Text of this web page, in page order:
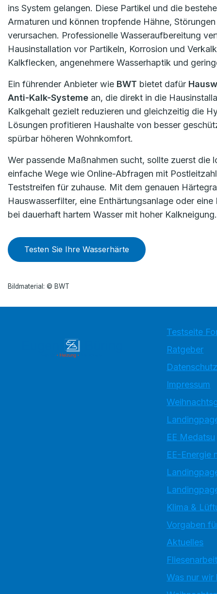
ins System gelangen. Diese Partikel und die
Armaturen und können tropfende Hähne,
verursachen. Professionelle Wasseraufbereitung
Hausinstallation vor Partikeln, Korrosion und
Kalkflecken, angenehmere Wasserhaptik und
Ein führender Anbieter wie BWT bietet dafür
Anti-Kalk-Systeme an, die direkt in die
Kalkgehalt gezielt reduzieren und gleichzeitig die
Lösungen profitieren Haushalte von besser
spürbar höheren Wohnkomfort.
Wer passende Maßnahmen sucht, sollte zuerst die
einfache Wege wie Online-Abfragen mit
Teststreifen für zuhause. Mit dem genauen
Hauswasserfilter, eine Enthärtungsanlage oder
bei dauerhaft hartem Wasser mit hoher Kalkneigung.
Testen Sie Ihre Wasserhärte
Bildmaterial: © BWT
Testseite
Ratgeber
Impressum
EE Medatsu
EE-Energie
Klima &
Vorgaben
Aktuelles
Was nur wir